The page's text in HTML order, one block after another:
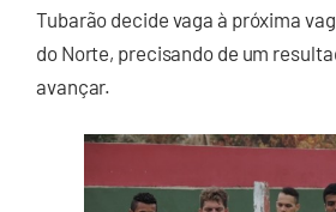
Tubarão decide vaga à próxima
do Norte, precisando de um
avançar.